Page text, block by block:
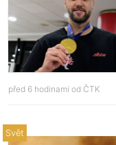
před 6 hodinami od ČTK
Svět